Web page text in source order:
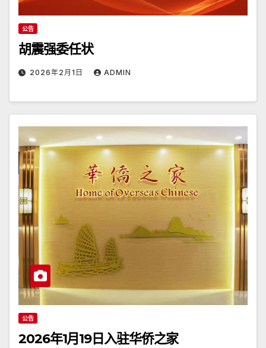
公告
胡震强委任状
2026年2月1日 ADMIN
公告
2026年1月19日入驻华侨之家